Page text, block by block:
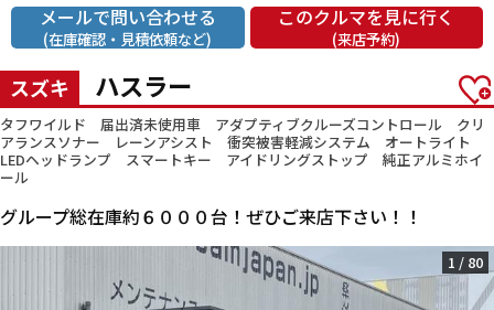
メールで問い合わせる
(在庫確認・見積依頼など)
このクルマを見に行く
(来店予約)
スズキ ハスラー
タフワイルド 届出済未使用車 アダプティブクルーズコントロール クリ
アランスソナー レーンアシスト 衝突被害軽減システム オートライト
LEDヘッドランプ スマートキー アイドリングストップ 純正アルミホイ
ール
グループ総在庫約６０００台！ぜひご来店下さい！！
1 / 80